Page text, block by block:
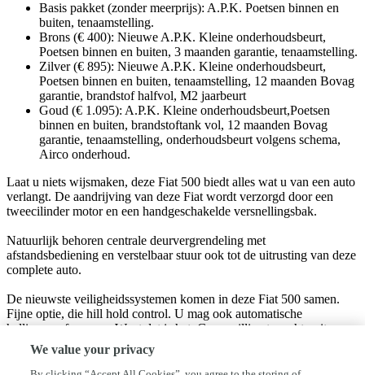
Basis pakket (zonder meerprijs): A.P.K. Poetsen binnen en
buiten, tenaamstelling.
Brons (€ 400): Nieuwe A.P.K. Kleine onderhoudsbeurt,
Poetsen binnen en buiten, 3 maanden garantie, tenaamstelling.
Zilver (€ 895): Nieuwe A.P.K. Kleine onderhoudsbeurt,
Poetsen binnen en buiten, tenaamstelling, 12 maanden Bovag
garantie, brandstof halfvol, M2 jaarbeurt
Goud (€ 1.095): A.P.K. Kleine onderhoudsbeurt,Poetsen
binnen en buiten, brandstoftank vol, 12 maanden Bovag
garantie, tenaamstelling, onderhoudsbeurt volgens schema,
Airco onderhoud.
Laat u niets wijsmaken, deze Fiat 500 biedt alles wat u van een auto
verlangt. De aandrijving van deze Fiat wordt verzorgd door een
tweecilinder motor en een handgeschakelde versnellingsbak.
Natuurlijk behoren centrale deurvergrendeling met
afstandsbediening en verstelbaar stuur ook tot de uitrusting van deze
complete auto.
De nieuwste veiligheidssystemen komen in deze Fiat 500 samen.
Fijne optie, die hill hold control. U mag ook automatische
hellingproef zeggen. Want dat is het. Geen millimeter achteruit
rollen bij het wegrijden. Autorijden wordt steeds makkelijker en
veiliger.
We value your privacy